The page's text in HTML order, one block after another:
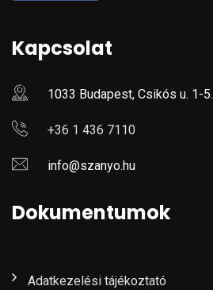
Kapcsolat
1033 Budapest, Csikós u. 1-5.
+36 1 436 7110
info@szanyo.hu
Dokumentumok
Adatkezelési tájékoztató